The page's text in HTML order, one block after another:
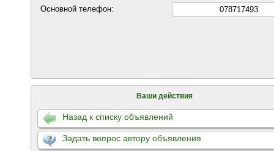
Основной телефон: 078717493
Ваши действия
Назад к списку объявлений
Задать вопрос автору объявления